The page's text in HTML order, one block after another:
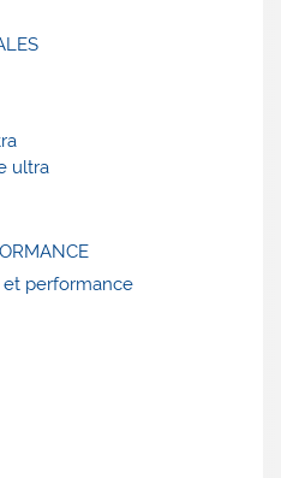
ultra
et performance